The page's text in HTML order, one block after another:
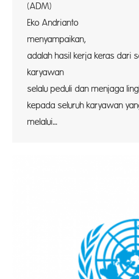
Eko Andrianto
adalah hasil kerja keras dari
selalu peduli dan menjaga
kepada seluruh karyawan
melalui…